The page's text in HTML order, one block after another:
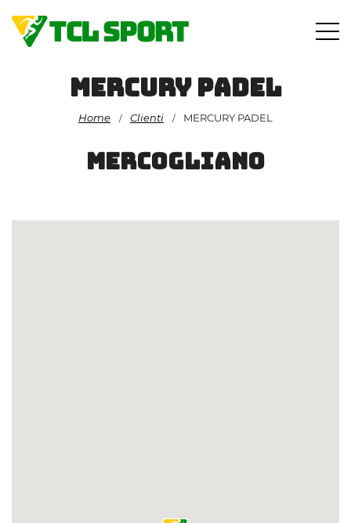
al
MERCURY PADEL
Home / Clienti / MERCURY PADEL
MERCOGLIANO